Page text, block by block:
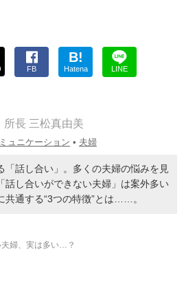
FB
B!
Hatena LINE
所長 三松真由美
ュニケーション • 夫婦
「話し合い」。多くの夫婦の悩みを見
話し合いができない夫婦」は案外多い
共通する“3つの特徴”とは……。
婦、実は多い…？